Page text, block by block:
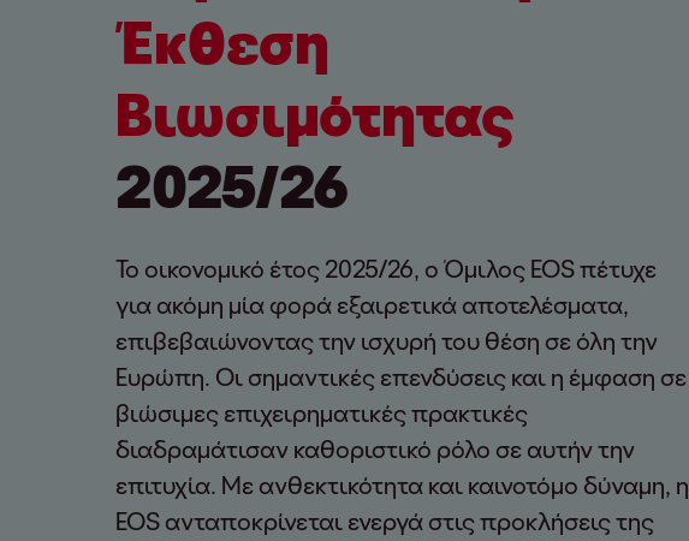
Έκθεση
Βιωσιμότητας
2025/26
Το οικονομικό έτος 2025/26, ο Όμιλος EOS πέτυχε
για ακόμη μία φορά εξαιρετικά αποτελέσματα,
επιβεβαιώνοντας την ισχυρή του θέση σε όλη την
Ευρώπη. Οι σημαντικές επενδύσεις και η έμφαση σε
βιώσιμες επιχειρηματικές πρακτικές
διαδραμάτισαν καθοριστικό ρόλο σε αυτήν την
επιτυχία. Με ανθεκτικότητα και καινοτόμο δύναμη, η
EOS ανταποκρίνεται ενεργά στις προκλήσεις της